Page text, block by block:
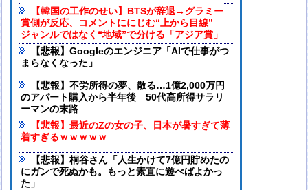
【韓国の工作のせい】BTSが辞退→グラミー
賞側が反応、コメントににじむ“上から目線”
ジャンルではなく“地域”で分ける「アジア賞」
【悲報】Googleのエンジニア「AIで仕事がつ
まらなくなった」
【悲報】不労所得の夢、散る…1億2,000万円
のアパート購入から半年後 50代高所得サラリ
ーマンの末路
【悲報】最近のZの女の子、日本が暑すぎて薄
着すぎるｗｗｗｗｗ
【悲報】桐谷さん「人生かけて7億円貯めたの
にガンで死ぬかも。もっと素直に遊べばよかっ
た」